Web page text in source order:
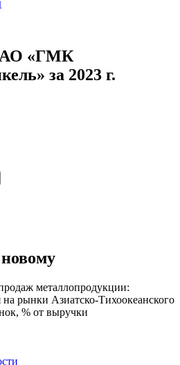
«ГМК
за 2023 г.
металлопродукции:
рынки Азиатско-Тихоокеанского
% от выручки